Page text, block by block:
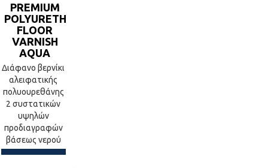
PREMIUM
POLYURETHANE
FLOOR
VARNISH
AQUA
Διάφανο βερνίκι
αλειφατικής
πολυουρεθάνης
2 συστατικών
υψηλών
προδιαγραφών
βάσεως νερού